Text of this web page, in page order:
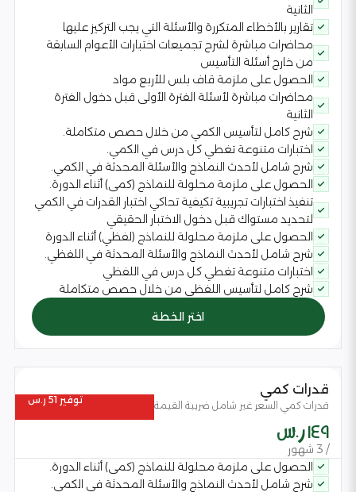
الثانية
تقارير بالأخطاء المتكررة والأسئلة التي يجب التركيز عليها
محاضرات مباشرة لشرح تجميعات اختبارات الأعوام السابقة
من خارج أسئلة التأسيس
الحصول على ملزمة قاف بلس للأربع مواد
محاضرات مباشرة لأسئلة الفترة الأولى قبل دخول الفترة
الثانية
شرح كامل لتأسيس الكمي من خلال حصص متكاملة.
اختبارات متنوعة تغطي كل درس في الكمي.
شرح شامل لأحدث النماذج والأسئلة المحدثة في الكمي.
الحصول على ملزمة محلولة للنماذج (كمى) أثناء الدورة.
تنفيذ اختبارات تجريبية تكيفية تحاكي اختبار القدرات في الكمي
لتحديد مستواك قبل دخول الاختبار الحقيقي
الحصول على ملزمة محلولة للنماذج (لفظي) أثناء الدورة
شرح شامل لأحدث النماذج والأسئلة المحدثة في اللفظي.
اختبارات متنوعة تغطي كل درس في اللفظي
شرح كامل لتأسيس اللفظي من خلال حصص متكاملة
اختر الخطة
قدرات كمي
قدرات كمي السعر غير شامل ضريبة القيمة المضافة
149 ر.س
/ 3 شهور
الحصول على ملزمة محلولة للنماذج (كمى) أثناء الدورة.
شرح شامل لأحدث النماذج والأسئلة المحدثة في الكمي.
توفير 51 ر.س